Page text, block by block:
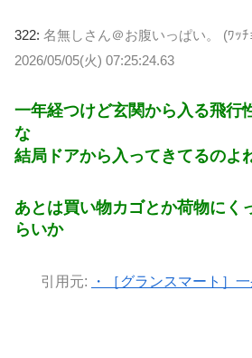
322: 名無しさん＠お腹いっぱい。 (ﾜｯﾁ
2026/05/05(火) 07:25:24.63
一年経つけど玄関から入る飛行
な
結局ドアから入ってきてるのよ
あとは買い物カゴとか荷物にく
らいか
引用元:
・［グランスマート］